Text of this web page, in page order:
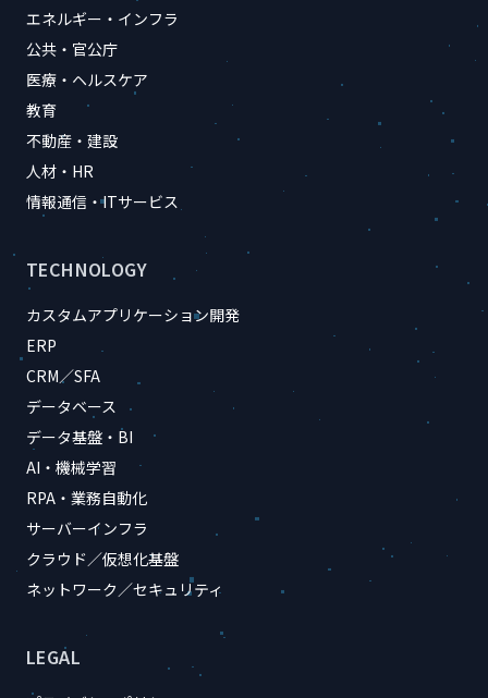
エネルギー・インフラ
公共・官公庁
医療・ヘルスケア
教育
不動産・建設
人材・HR
情報通信・ITサービス
TECHNOLOGY
カスタムアプリケーション開発
ERP
CRM／SFA
データベース
データ基盤・BI
AI・機械学習
RPA・業務自動化
サーバーインフラ
クラウド／仮想化基盤
ネットワーク／セキュリティ
LEGAL